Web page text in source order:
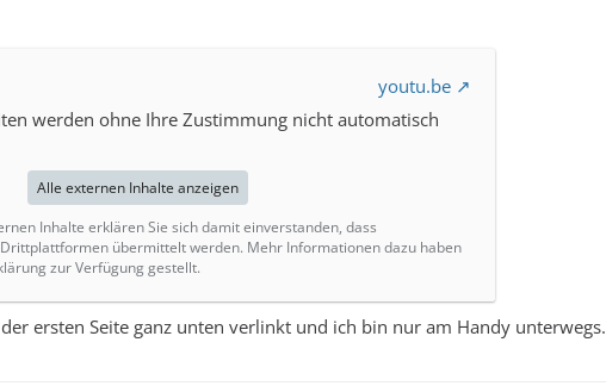
youtu.be
werden ohne Ihre Zustimmung nicht automatisch
Alle externen Inhalte anzeigen
Inhalte erklären Sie sich damit einverstanden, dass
übermittelt werden. Mehr Informationen dazu haben
zur Verfügung gestellt.
ersten Seite ganz unten verlinkt und ich bin nur am Handy unterwegs.